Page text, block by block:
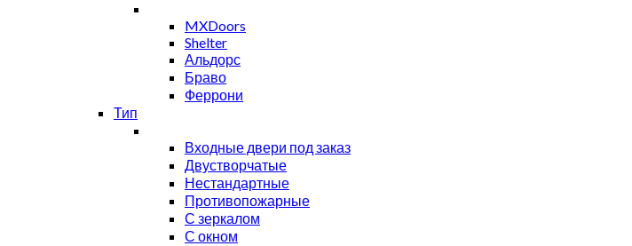
MXDoors
Shelter
Альдорс
Браво
Феррони
Тип
Входные двери под заказ
Двустворчатые
Нестандартные
Противопожарные
С зеркалом
С окном